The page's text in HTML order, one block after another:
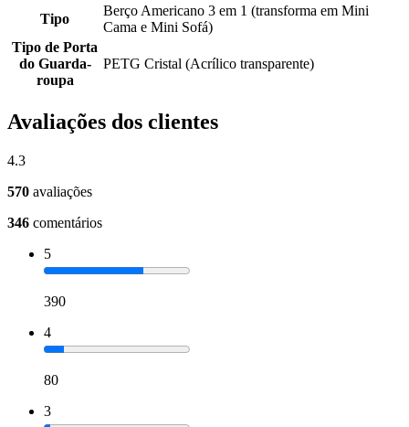
Tipo
Berço Americano 3 em 1 (transforma em Mini
Cama e Mini Sofá)
Tipo de Porta
do Guarda-
roupa
PETG Cristal (Acrílico transparente)
Avaliações dos clientes
4.3
570 avaliações
346 comentários
5
390
4
80
3